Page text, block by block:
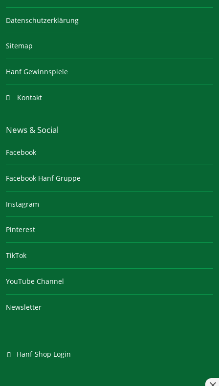
Datenschutzerklärung
Sitemap
Hanf Gewinnspiele
Kontakt
News & Social
Facebook
Facebook Hanf Gruppe
Instagram
Pinterest
TikTok
YouTube Channel
Newsletter
Hanf-Shop Login